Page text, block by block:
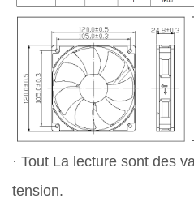
· Tout La lecture sont des
tension.